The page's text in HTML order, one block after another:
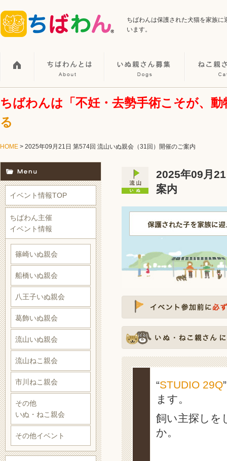
ちばわんは保護された犬猫を家族
います。
ちばわんは「不妊・去勢手術こそが、
る
HOME > 2025年09月21日 第574回 流山いぬ親会（31回）開催のご案内
2025年09月
案内
“STUDIO 29Q
ます。
飼い主探しを
か。
イベント情報TOP
ちばわん主催
イベント情報
篠崎いぬ親会
船橋いぬ親会
八王子いぬ親会
葛飾いぬ親会
流山いぬ親会
流山ねこ親会
市川ねこ親会
その他
いぬ・ねこ親会
その他イベント